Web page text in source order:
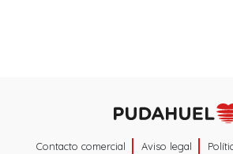
Contacto comercial Aviso legal